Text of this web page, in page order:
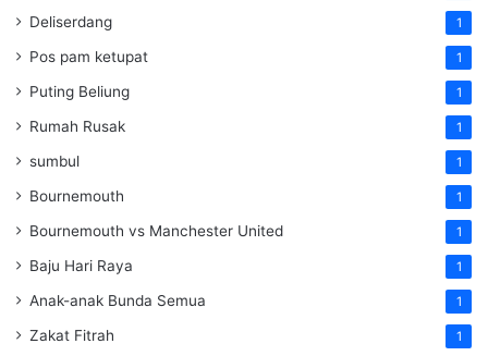
Deliserdang 1
Pos pam ketupat 1
Puting Beliung 1
Rumah Rusak 1
sumbul 1
Bournemouth 1
Bournemouth vs Manchester United 1
Baju Hari Raya 1
Anak-anak Bunda Semua 1
Zakat Fitrah 1